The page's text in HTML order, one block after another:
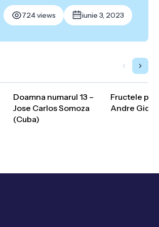
724 views iunie 3, 2023
Doamna numarul 13 –
Jose Carlos Somoza
(Cuba)
Fructele
Andre Gide